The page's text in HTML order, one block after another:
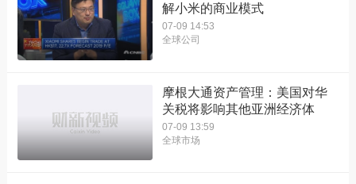
解小米的商业模式
07-09 14:53
全球公司
摩根大通资产管理：美国对华
关税将影响其他亚洲经济体
07-09 13:59
全球市场